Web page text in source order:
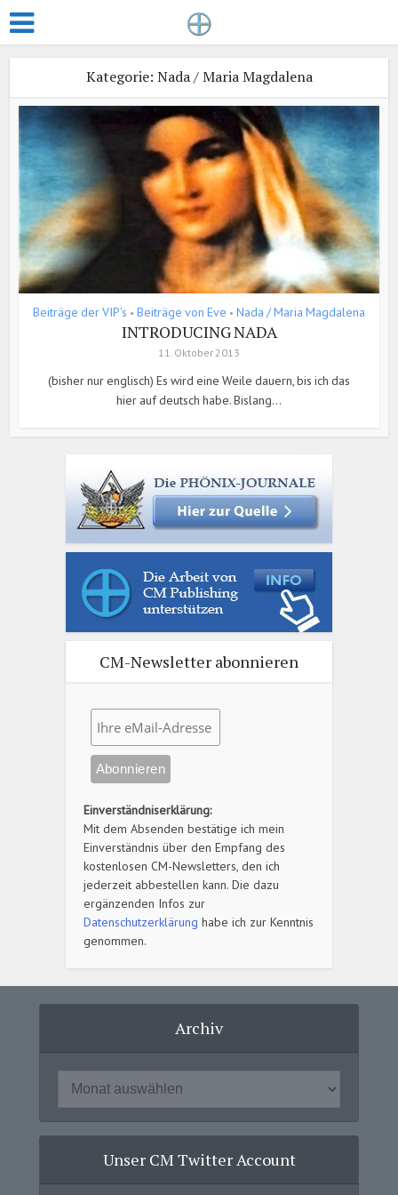
Kategorie: Nada / Maria Magdalena
Beiträge der VIP's • Beiträge von Eve • Nada / Maria Magdalena
INTRODUCING NADA
11. Oktober 2013
(bisher nur englisch) Es wird eine Weile dauern, bis ich das
hier auf deutsch habe. Bislang...
CM-Newsletter abonnieren
Einverständniserklärung:
Mit dem Absenden bestätige ich mein
Einverständnis über den Empfang des
kostenlosen CM-Newsletters, den ich
jederzeit abbestellen kann. Die dazu
ergänzenden Infos zur
Datenschutzerklärung habe ich zur Kenntnis
genommen.
Archiv
Unser CM Twitter Account